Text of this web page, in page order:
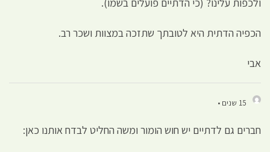
הכפיה הדתית היא לטובתך שתזכה במצוות ושכר רב.
אבי
15 שנים •
חברים גם לדתיים יש חוש הומור ומשה החליט לבדח אותנו כאן: